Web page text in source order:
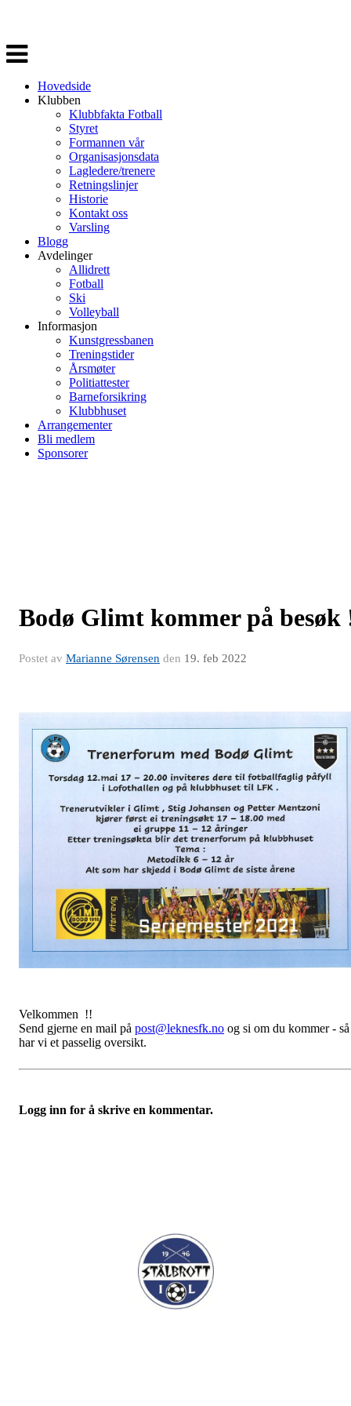
Veksle
navigasjon
Hovedside
Klubben
Klubbfakta Fotball
Styret
Formannen vår
Organisasjonsdata
Lagledere/trenere
Retningslinjer
Historie
Kontakt oss
Varsling
Blogg
Avdelinger
Allidrett
Fotball
Ski
Volleyball
Informasjon
Kunstgressbanen
Treningstider
Årsmøter
Politiattester
Barneforsikring
Klubbhuset
Arrangementer
Bli medlem
Sponsorer
Bodø Glimt kommer på besøk
Postet av Marianne Sørensen den 19. feb 2022
Velkommen !!
Send gjerne en mail på post@leknesfk.no og si om du kommer - så
har vi et passelig oversikt.
Logg inn for å skrive en kommentar.